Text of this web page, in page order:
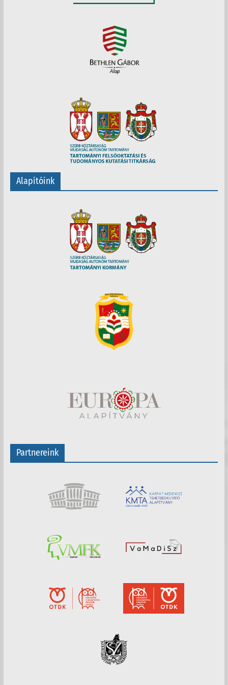
Alapítóink
Partnereink